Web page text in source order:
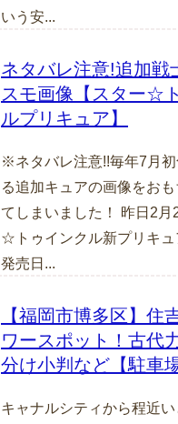
いう安...
ネタバレ注意!追加戦
スモ画像【スター☆
ルプリキュア】
※ネタバレ注意!!毎年7月
る追加キュアの画像をお
てしまいました！ 昨日2月
☆トゥインクル新プリキュ
発売日...
【福岡市博多区】住
ワースポット！古代
分け小判など【駐車
キャナルシティから程近